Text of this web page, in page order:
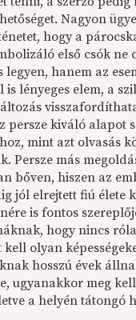
Nagyon
hogy a
első csók ne
legyen, hanem az
is lényeges elem, a
persze kiváló alapot
mint azt olvasás
Persze más
bőven, hiszen az
jól elrejtett fiú élete
is fontos
hogy nincs
olyan
hosszú évek
ugyanakkor meg
a helyén tátongó